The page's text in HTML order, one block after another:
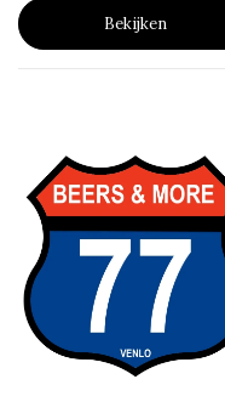
Bekijken